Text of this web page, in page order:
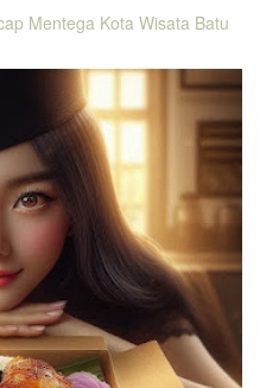
Mentega Kota Wisata Batu